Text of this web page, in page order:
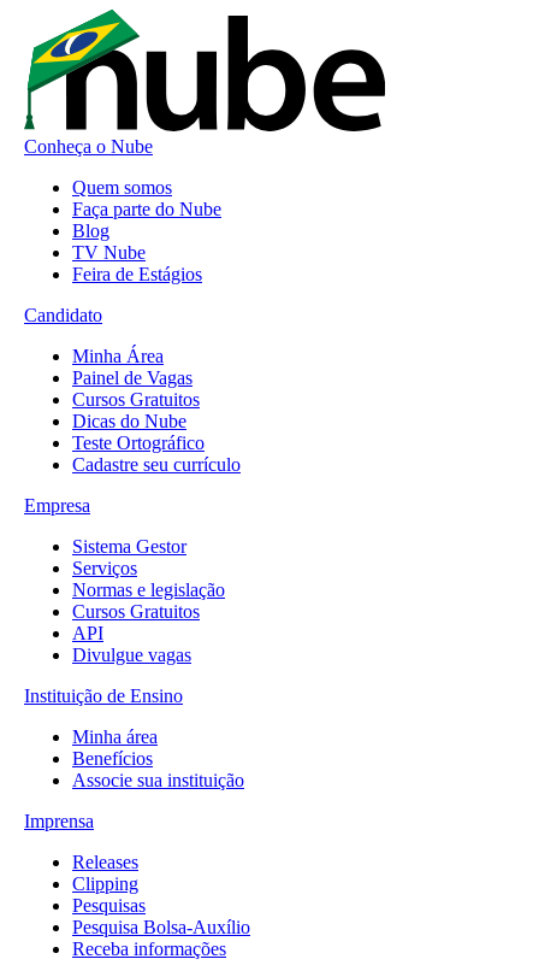
Conheça o Nube
Quem somos
Faça parte do Nube
Blog
TV Nube
Feira de Estágios
Candidato
Minha Área
Painel de Vagas
Cursos Gratuitos
Dicas do Nube
Teste Ortográfico
Cadastre seu currículo
Empresa
Sistema Gestor
Serviços
Normas e legislação
Cursos Gratuitos
API
Divulgue vagas
Instituição de Ensino
Minha área
Benefícios
Associe sua instituição
Imprensa
Releases
Clipping
Pesquisas
Pesquisa Bolsa-Auxílio
Receba informações